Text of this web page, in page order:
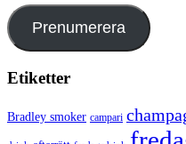
Prenumerera
Etiketter
Bradley smoker campari